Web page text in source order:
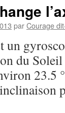
parCourage
un
du
23.5